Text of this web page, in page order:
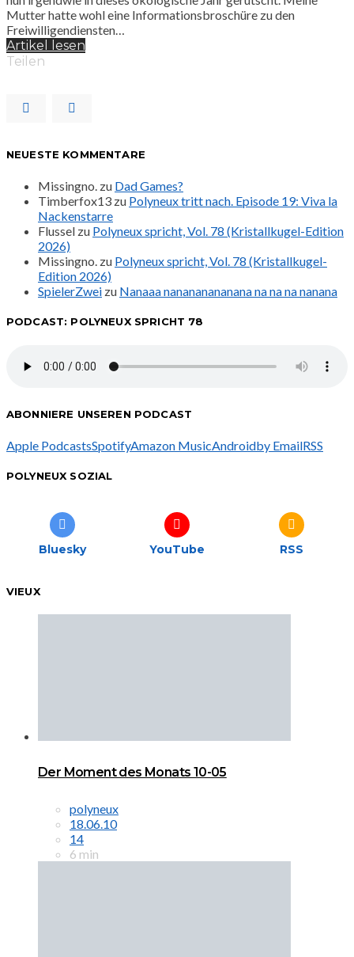
Mutter hatte wohl eine Informationsbroschüre zu den
Freiwilligendiensten…
Artikel lesen
Teilen
NEUESTE KOMMENTARE
Missingno. zu Dad Games?
Timberfox13 zu Polyneux tritt nach. Episode 19: Viva la
Nackenstarre
Flussel zu Polyneux spricht, Vol. 78 (Kristallkugel-Edition
2026)
Missingno. zu Polyneux spricht, Vol. 78 (Kristallkugel-
Edition 2026)
SpielerZwei zu Nanaaa nanananananana na na na nanana
PODCAST: POLYNEUX SPRICHT 78
ABONNIERE UNSEREN PODCAST
Apple PodcastsSpotifyAmazon MusicAndroidby EmailRSS
POLYNEUX SOZIAL
Bluesky YouTube RSS
VIEUX
Der Moment des Monats 10-05
polyneux
18.06.10
14
6 min